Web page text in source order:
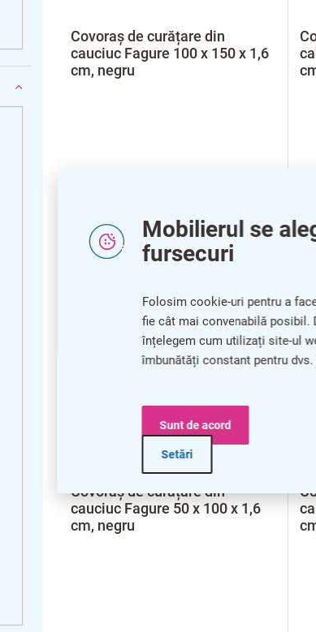
Mobilierul se
fursecuri
Folosim cookie-uri pentru a
fie cât mai convenabilă posibil.
înțelegem cum utilizați site-ul
îmbunătăți constant pentru dvs.
Setări
Sunt de acord
Covoraș de curățare din
cauciuc Fagure 100 x 150 x 1,6
cm, negru
Covoraș de curățare din
cauciuc Fagure 50 x 100 x 1,6
cm, negru